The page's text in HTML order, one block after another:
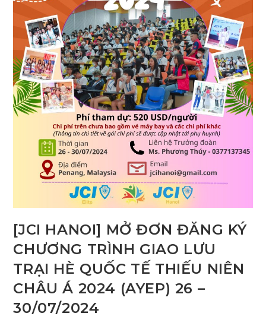
[JCI HANOI] MỞ ĐƠN ĐĂNG KÝ
CHƯƠNG TRÌNH GIAO LƯU
TRẠI HÈ QUỐC TẾ THIẾU NIÊN
CHÂU Á 2024 (AYEP) 26 –
30/07/2024